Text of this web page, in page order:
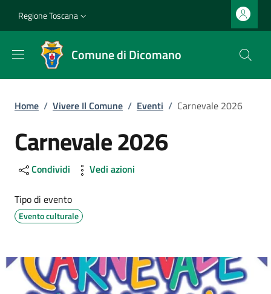
Slim top
Regione Toscana
Comune di Dicomano
Briciole di pane
Home / Vivere Il Comune / Eventi / Carnevale 2026
Carnevale 2026
Condividi Vedi azioni
Tipo di evento
Evento culturale
Image